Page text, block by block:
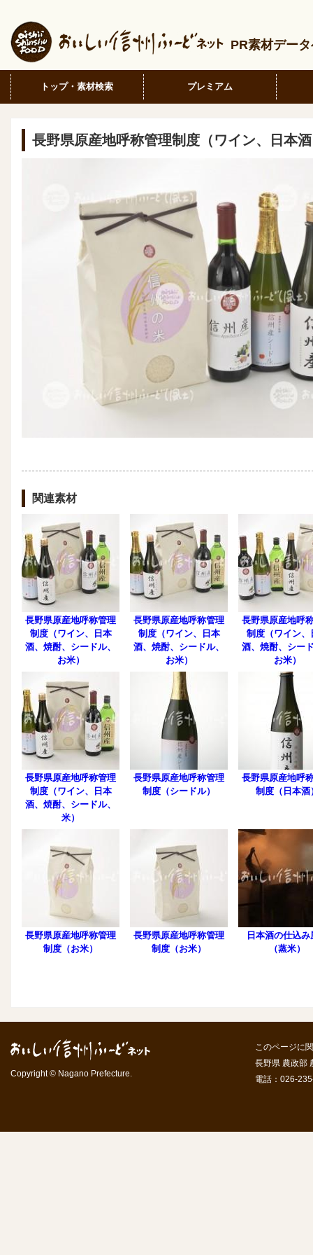
PR素材デー
トップ・素材検索 プレミアム
長野県原産地呼称管理制度（ワイン、日本
関連素材
長野県原産地呼称管理
制度（ワイン、日本
酒、焼酎、シードル、
お米）
長野県原産地呼称管理
制度（ワイン、日本
酒、焼酎、シードル、
お米）
長野県原産地呼
制度（ワイン、
酒、焼酎、シー
お米）
長野県原産地呼称管理
制度（ワイン、日本
酒、焼酎、シードル、
米）
長野県原産地呼称管理
制度（シードル）
長野県原産地呼
制度（日本酒
長野県原産地呼称管理
制度（お米）
長野県原産地呼称管理
制度（お米）
日本酒の仕込み
（蒸米）
Copyright © Nagano Prefecture.
このページに
長野県 農政部
電話：026-